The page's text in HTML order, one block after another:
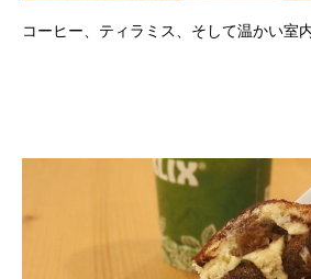
コーヒー、ティラミス、そして温かい室